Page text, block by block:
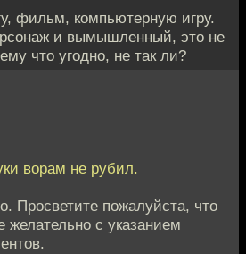
фильм, компьютерную игру.
и вымышленный, это не
что угодно, не так ли?
ворам не рубил.
Просветите пожалуйста, что
желательно с указанием